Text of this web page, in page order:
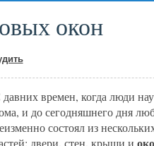
окон
времен, когда люди
и до сегодняшнего дня
состоял из
двери, стен, крыши и